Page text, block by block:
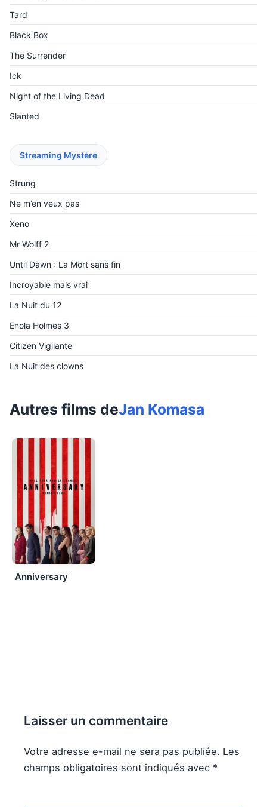
Tard
Black Box
The Surrender
Ick
Night of the Living Dead
Slanted
Streaming Mystère
Strung
Ne m’en veux pas
Xeno
Mr Wolff 2
Until Dawn : La Mort sans fin
Incroyable mais vrai
La Nuit du 12
Enola Holmes 3
Citizen Vigilante
La Nuit des clowns
Autres films deJan Komasa
Anniversary
Laisser un commentaire
Votre adresse e-mail ne sera pas publiée. Les
champs obligatoires sont indiqués avec *